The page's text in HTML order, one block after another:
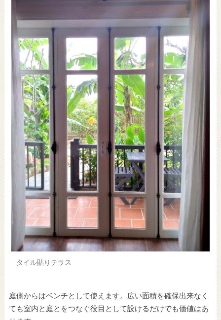
タイル貼りテラス
庭側からはベンチとして使えます。広い面積を確保出来なく
ても室内と庭とをつなぐ役目として設けるだけでも価値はあ